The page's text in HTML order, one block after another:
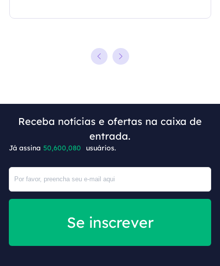
Receba notícias e ofertas na caixa de
entrada.
Já assina 50,600,080 usuários.
Se inscrever
+4